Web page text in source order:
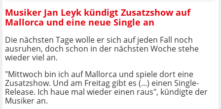
Musiker Jan Leyk kündigt Zusatzshow auf
Mallorca und eine neue Single an
Die nächsten Tage wolle er sich auf jeden Fall noch
ausruhen, doch schon in der nächsten Woche stehe
wieder viel an.
"Mittwoch bin ich auf Mallorca und spiele dort eine
Zusatzshow. Und am Freitag gibt es (...) einen Single-
Release. Ich haue mal wieder einen raus", kündigte der
Musiker an.